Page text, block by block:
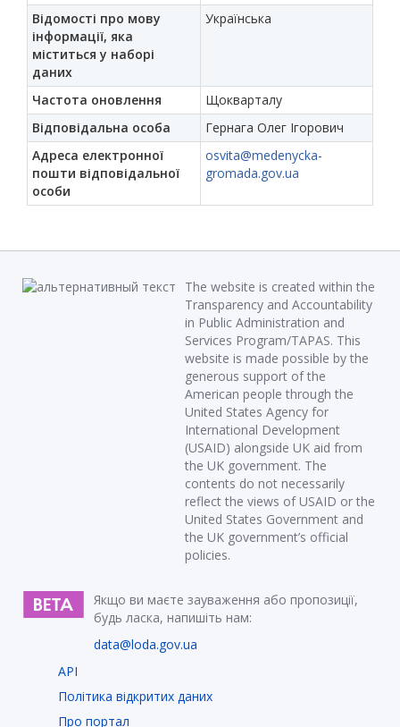
Відомості про мову
інформації, яка
міститься у наборі
даних
Українська
Частота оновлення
Щокварталу
Відповідальна особа
Гернага Олег Ігорович
Адреса електронної
пошти відповідальної
особи
osvita@medenycka-
gromada.gov.ua
The website is created within the
Transparency and Accountability
in Public Administration and
Services Program/TAPAS. This
website is made possible by the
generous support of the
American people through the
United States Agency for
International Development
(USAID) alongside UK aid from
the UK government. The
contents do not necessarily
reflect the views of USAID or the
United States Government and
the UK government’s official
policies.
Якщо ви маєте зауваження або пропозиції,
будь ласка, напишіть нам:
data@loda.gov.ua
API
Політика відкритих даних
Про портал